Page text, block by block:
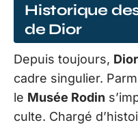
Historique
de Dior
Depuis toujours, Dior
cadre singulier.
le Musée Rodin
culte. Chargé